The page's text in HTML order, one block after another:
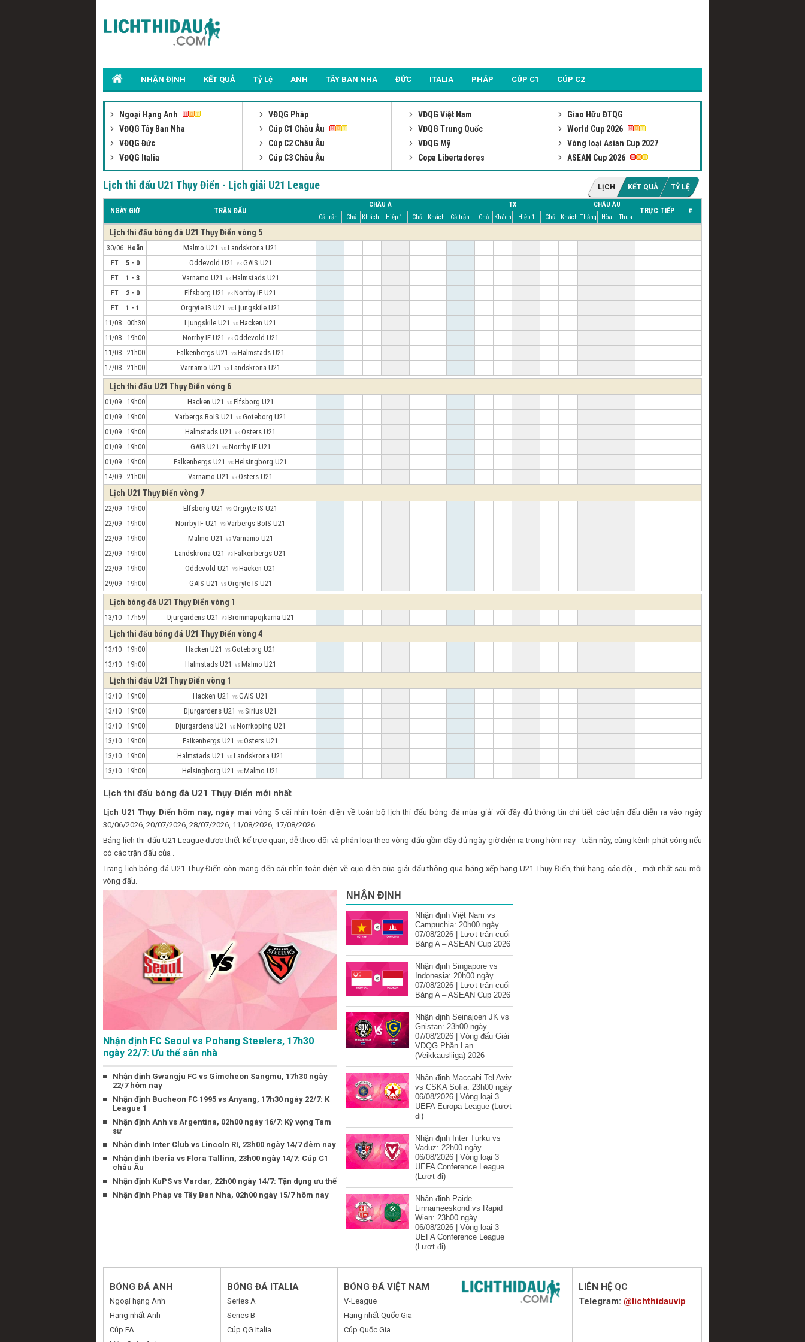
NHẬN ĐỊNH KẾT QUẢ Tỷ Lệ ANH TÂY BAN NHA ĐỨC ITALIA PHÁP CÚP C1 CÚP C2
Ngoại Hạng Anh
VĐQG Tây Ban Nha
VĐQG Đức
VĐQG Italia
VĐQG Pháp
Cúp C1 Châu Âu
Cúp C2 Châu Âu
Cúp C3 Châu Âu
VĐQG Việt Nam
VĐQG Trung Quốc
VĐQG Mỹ
Copa Libertadores
Giao Hữu ĐTQG
World Cup 2026
Vòng loại Asian Cup 2027
ASEAN Cup 2026
Lịch thi đấu U21 Thụy Điển - Lịch giải U21 League LỊCH KẾT QUẢ TỶ LỆ
NGÀY GIỜ TRẬN ĐẤU
CHÂU Á TX CHÂU ÂU
TRỰC TIẾP #
Cả trận Chủ Khách Hiệp 1 Chủ Khách Cả trận Chủ Khách Hiệp 1 Chủ Khách Thắng Hòa Thua
Lịch thi đấu bóng đá U21 Thụy Điển vòng 5
30/06 Hoãn Malmo U21 vsLandskrona U21
FT 5 - 0 Oddevold U21 vsGAIS U21
FT 1 - 3 Varnamo U21 vsHalmstads U21
FT 2 - 0 Elfsborg U21 vsNorrby IF U21
FT 1 - 1 Orgryte IS U21 vsLjungskile U21
11/08 00h30 Ljungskile U21 vsHacken U21
11/08 19h00 Norrby IF U21 vsOddevold U21
11/08 21h00 Falkenbergs U21 vsHalmstads U21
17/08 21h00 Varnamo U21 vsLandskrona U21
Lịch thi đấu U21 Thụy Điển vòng 6
01/09 19h00 Hacken U21 vsElfsborg U21
01/09 19h00 Varbergs BoIS U21 vsGoteborg U21
01/09 19h00 Halmstads U21 vsOsters U21
01/09 19h00 GAIS U21 vsNorrby IF U21
01/09 19h00 Falkenbergs U21 vsHelsingborg U21
14/09 21h00 Varnamo U21 vsOsters U21
Lịch U21 Thụy Điển vòng 7
22/09 19h00 Elfsborg U21 vsOrgryte IS U21
22/09 19h00 Norrby IF U21 vsVarbergs BoIS U21
22/09 19h00 Malmo U21 vsVarnamo U21
22/09 19h00 Landskrona U21 vsFalkenbergs U21
22/09 19h00 Oddevold U21 vsHacken U21
29/09 19h00 GAIS U21 vsOrgryte IS U21
Lịch bóng đá U21 Thụy Điển vòng 1
13/10 17h59 Djurgardens U21 vsBrommapojkarna U21
Lịch thi đấu bóng đá U21 Thụy Điển vòng 4
13/10 19h00 Hacken U21 vsGoteborg U21
13/10 19h00 Halmstads U21 vsMalmo U21
Lịch thi đấu U21 Thụy Điển vòng 1
13/10 19h00 Hacken U21 vsGAIS U21
13/10 19h00 Djurgardens U21 vs Sirius U21
13/10 19h00 Djurgardens U21 vsNorrkoping U21
13/10 19h00 Falkenbergs U21 vsOsters U21
13/10 19h00 Halmstads U21 vsLandskrona U21
13/10 19h00 Helsingborg U21 vsMalmo U21
Lịch thi đấu bóng đá U21 Thụy Điển mới nhất
Lịch U21 Thụy Điển hôm nay, ngày mai vòng 5 cái nhìn toàn diện về toàn bộ lịch thi đấu bóng đá mùa giải với đầy đủ thông tin chi tiết các trận đấu diễn ra vào ngày
30/06/2026, 20/07/2026, 28/07/2026, 11/08/2026, 17/08/2026.
Bảng lịch thi đấu U21 League được thiết kế trực quan, dễ theo dõi và phân loại theo vòng đấu gồm đầy đủ ngày giờ diễn ra trong hôm nay - tuần này, cùng kênh phát sóng nếu
có các trận đấu của .
Trang lịch bóng đá U21 Thụy Điển còn mang đến cái nhìn toàn diện về cục diện của giải đấu thông qua bảng xếp hạng U21 Thụy Điển, thứ hạng các đội ,.. mới nhất sau mỗi
vòng đấu.
Nhận định FC Seoul vs Pohang Steelers, 17h30
ngày 22/7: Ưu thế sân nhà
Nhận định Gwangju FC vs Gimcheon Sangmu, 17h30 ngày
22/7 hôm nay
Nhận định Bucheon FC 1995 vs Anyang, 17h30 ngày 22/7: K
League 1
Nhận định Anh vs Argentina, 02h00 ngày 16/7: Kỳ vọng Tam
sư
Nhận định Inter Club vs Lincoln RI, 23h00 ngày 14/7 đêm nay
Nhận định Iberia vs Flora Tallinn, 23h00 ngày 14/7: Cúp C1
châu Âu
Nhận định KuPS vs Vardar, 22h00 ngày 14/7: Tận dụng ưu thế
Nhận định Pháp vs Tây Ban Nha, 02h00 ngày 15/7 hôm nay
NHẬN ĐỊNH
Nhận định Việt Nam vs
Campuchia: 20h00 ngày
07/08/2026 | Lượt trận cuối
Bảng A – ASEAN Cup 2026
Nhận định Singapore vs
Indonesia: 20h00 ngày
07/08/2026 | Lượt trận cuối
Bảng A – ASEAN Cup 2026
Nhận định Seinajoen JK vs
Gnistan: 23h00 ngày
07/08/2026 | Vòng đấu Giải
VĐQG Phần Lan
(Veikkausliiga) 2026
Nhận định Maccabi Tel Aviv
vs CSKA Sofia: 23h00 ngày
06/08/2026 | Vòng loại 3
UEFA Europa League (Lượt
đi)
Nhận định Inter Turku vs
Vaduz: 22h00 ngày
06/08/2026 | Vòng loại 3
UEFA Conference League
(Lượt đi)
Nhận định Paide
Linnameeskond vs Rapid
Wien: 23h00 ngày
06/08/2026 | Vòng loại 3
UEFA Conference League
(Lượt đi)
BÓNG ĐÁ ANH
Ngoại hạng Anh
Hạng nhất Anh
Cúp FA
BÓNG ĐÁ ITALIA
Series A
Series B
Cúp QG Italia
BÓNG ĐÁ VIỆT NAM
V-League
Hạng nhất Quốc Gia
Cúp Quốc Gia
LIÊN HỆ QC
Telegram: @lichthidauvip